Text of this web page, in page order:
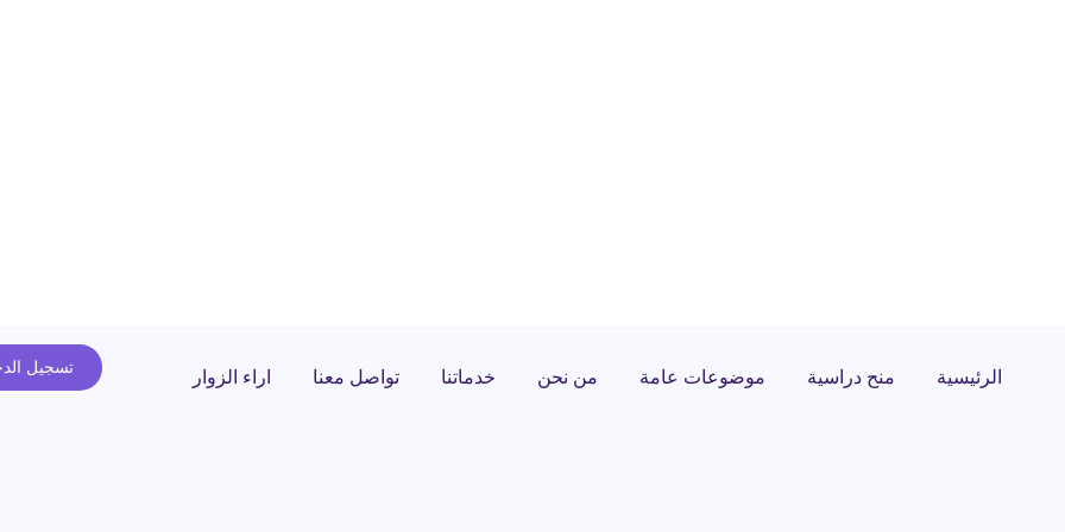
تسجيل الرئيسية منح دراسية موضوعات عامة من نحن خدماتنا تواصل معنا اراء الزوار